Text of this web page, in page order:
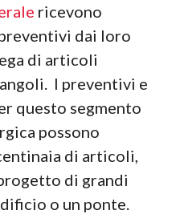
ricevono
dai loro
di articoli
I preventivi e
questo segmento
possono
di articoli,
di grandi
o un ponte.